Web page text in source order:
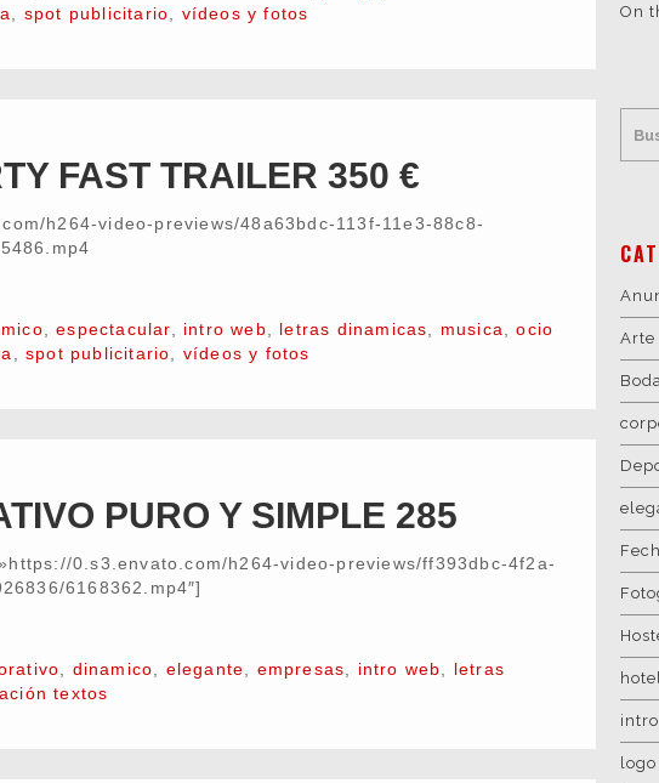
spot publicitario vídeos y fotos
FAST TRAILER 350 €
h264-video-previews/48a63bdc-113f-11e3-88c8-
,espectacular intro web letras dinamicas musica ,ocio
spot publicitario vídeos y fotos
PURO Y SIMPLE 285
0.s3.envato.com/h264-video-previews/ff393dbc-4f2a-
6168362.mp4″]
dinamico elegante empresas intro web
letras
textos
On
Arte